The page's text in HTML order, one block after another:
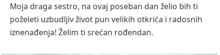
Moja draga sestro, na ovaj poseban dan želio bih ti
poželeti uzbudljiv život pun velikih otkrića i radosnih
iznenađenja! Želim ti srećan rođendan.